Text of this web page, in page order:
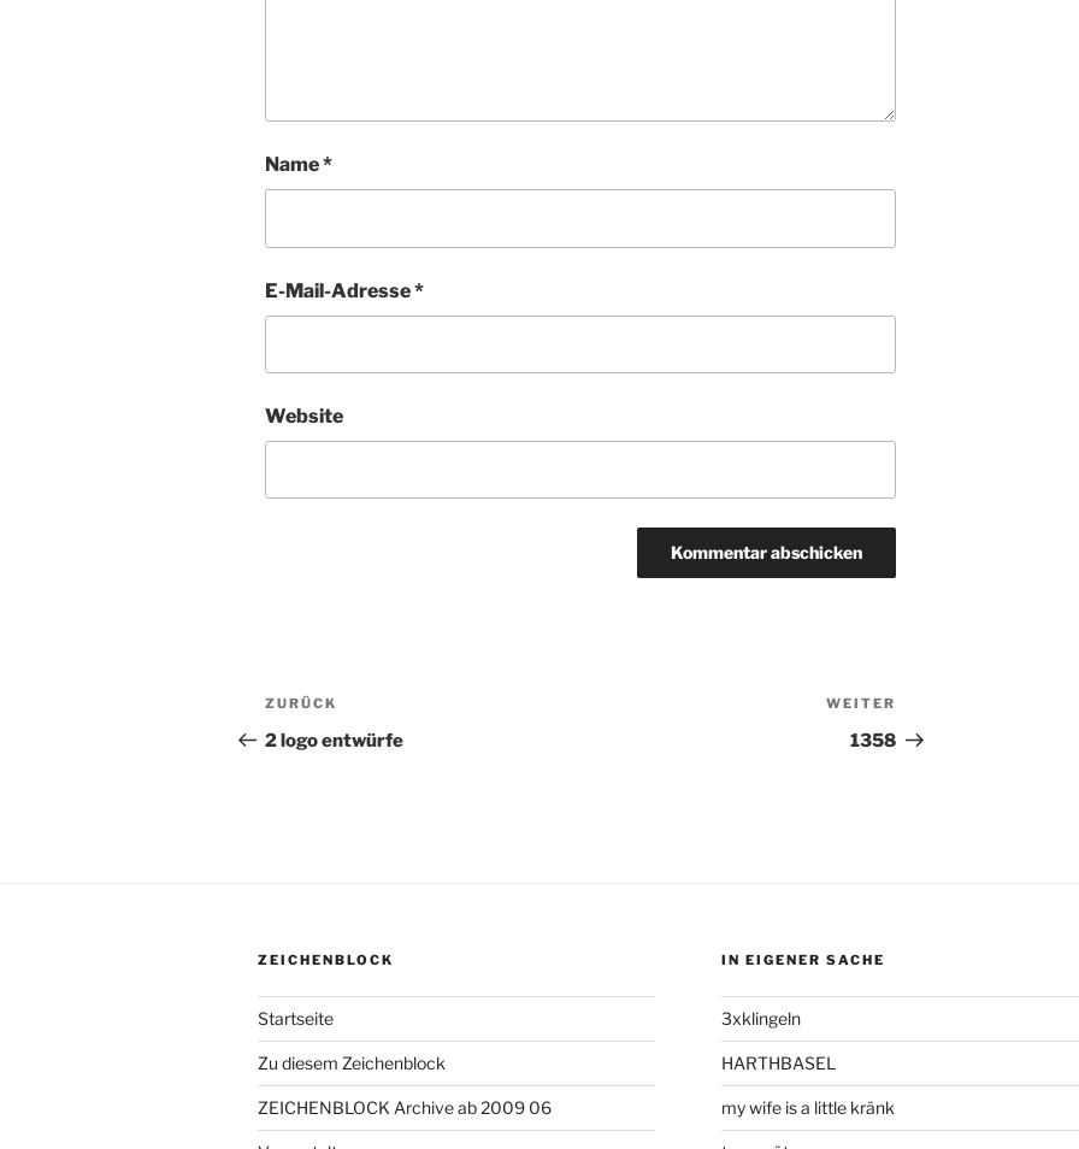
Name*
E-Mail-Adresse*
Website
Beitragsnavigation
Vorheriger
Beitrag
ZURÜCK
2 logo entwürfe
Beitrag
WEITER
1358
ZEICHENBLOCK
Startseite
Zu diesem Zeichenblock
ZEICHENBLOCK Archive ab 2009 06
IN EIGENER SACHE
3xklingeln
HARTHBASEL
my wife is a little kränk